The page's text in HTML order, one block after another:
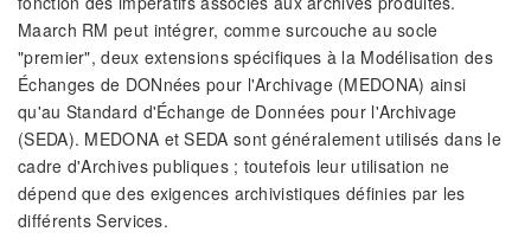
Maarch RM peut intégrer, comme surcouche au socle
"premier", deux extensions spécifiques à la Modélisation des
Échanges de DONnées pour l'Archivage (MEDONA) ainsi
qu'au Standard d'Échange de Données pour l'Archivage
(SEDA). MEDONA et SEDA sont généralement utilisés dans le
cadre d'Archives publiques ; toutefois leur utilisation ne
dépend que des exigences archivistiques définies par les
différents Services.